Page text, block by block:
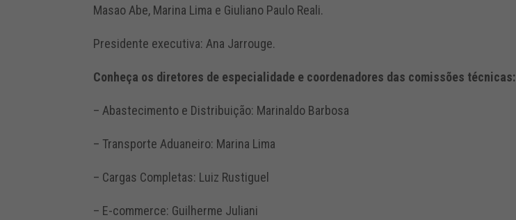
Masao Abe, Marina Lima e Giuliano Paulo Reali.
Presidente executiva: Ana Jarrouge.
Conheça os diretores de especialidade e coordenadores das comissões técnicas:
– Abastecimento e Distribuição: Marinaldo Barbosa
– Transporte Aduaneiro: Marina Lima
– Cargas Completas: Luiz Rustiguel
– E-commerce: Guilherme Juliani